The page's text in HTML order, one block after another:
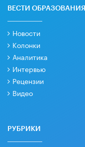
ВЕСТИ ОБРАЗОВАНИЯ
Новости
Колонки
Аналитика
Интервью
Рецензии
Видео
РУБРИКИ